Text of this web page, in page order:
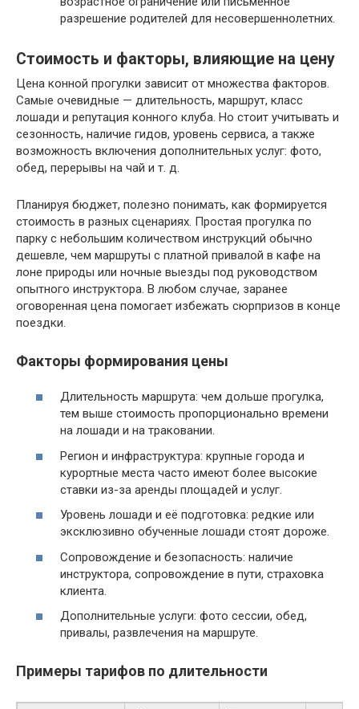
разрешение родителей для несовершеннолетних.
Стоимость и факторы, влияющие на цену
Цена конной прогулки зависит от множества факторов.
Самые очевидные — длительность, маршрут, класс
лошади и репутация конного клуба. Но стоит учитывать и
сезонность, наличие гидов, уровень сервиса, а также
возможность включения дополнительных услуг: фото,
обед, перерывы на чай и т. д.
Планируя бюджет, полезно понимать, как формируется
стоимость в разных сценариях. Простая прогулка по
парку с небольшим количеством инструкций обычно
дешевле, чем маршруты с платной привалой в кафе на
лоне природы или ночные выезды под руководством
опытного инструктора. В любом случае, заранее
оговоренная цена помогает избежать сюрпризов в конце
поездки.
Факторы формирования цены
Длительность маршрута: чем дольше прогулка,
тем выше стоимость пропорционально времени
на лошади и на траковании.
Регион и инфраструктура: крупные города и
курортные места часто имеют более высокие
ставки из-за аренды площадей и услуг.
Уровень лошади и её подготовка: редкие или
эксклюзивно обученные лошади стоят дороже.
Сопровождение и безопасность: наличие
инструктора, сопровождение в пути, страховка
клиента.
Дополнительные услуги: фото сессии, обед,
привалы, развлечения на маршруте.
Примеры тарифов по длительности